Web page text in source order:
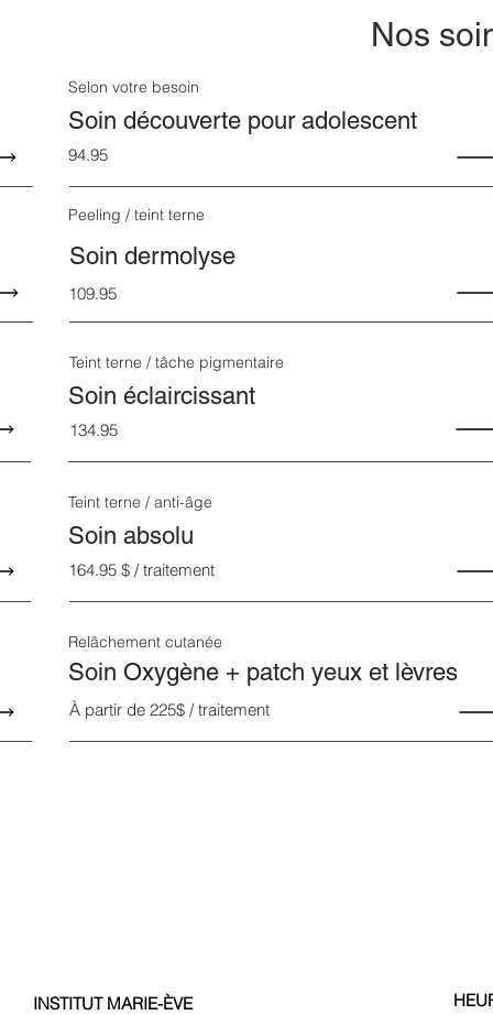
Nos
Selon votre besoin
Soin découverte pour adolescent
94.95
Peeling / teint terne
Soin dermolyse
109.95
Teint terne / tâche pigmentaire
Soin éclaircissant
134.95
Teint terne / anti-âge
Soin absolu
164.95 $ / traitement
Relâchement cutanée
Soin Oxygène + patch yeux et lèvres
À partir de 225$ / traitement
INSTITUT MARIE-ÈVE